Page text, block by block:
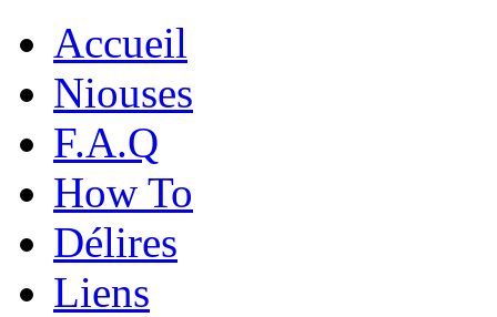
Accueil
Niouses
F.A.Q
How To
Délires
Liens